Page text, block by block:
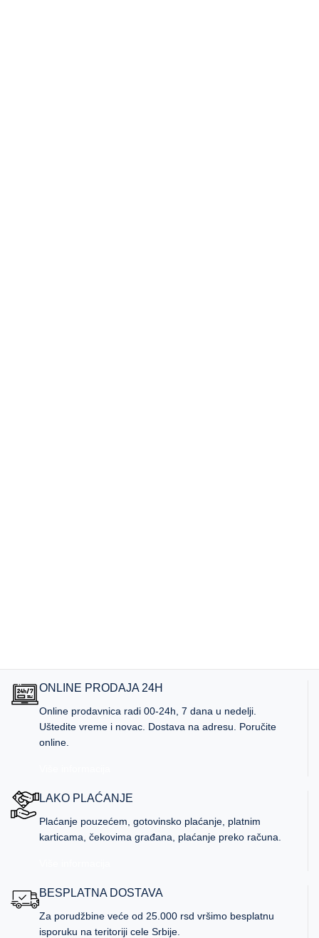
ONLINE PRODAJA 24H
Online prodavnica radi 00-24h, 7 dana u nedelji.
Uštedite vreme i novac. Dostava na adresu. Poručite
online.
LAKO PLAĆANJE
Plaćanje pouzećem, gotovinsko plaćanje, platnim
karticama, čekovima građana, plaćanje preko računa.
BESPLATNA DOSTAVA
Za porudžbine veće od 25.000 rsd vršimo besplatnu
isporuku na teritoriji cele Srbije.